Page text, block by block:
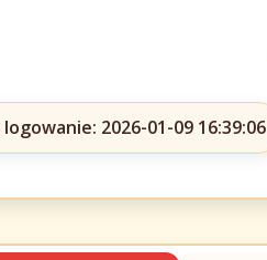
2026-01-09 16:39:06